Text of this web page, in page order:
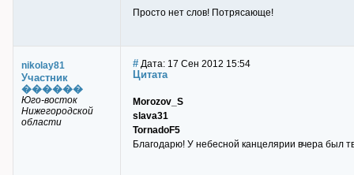
Просто нет слов! Потрясающе!
nikolay81
Участник
������
Юго-восток
Нижегородской
области
# Дата: 17 Сен 2012 15:54
Цитата
Morozov_S
slava31
TornadoF5
Благодарю! У небесной канцелярии вчера был